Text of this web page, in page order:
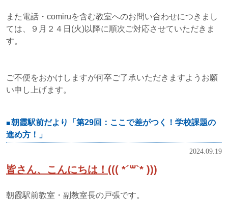
また電話・comiruを含む教室へのお問い合わせにつきまし
ては、９月２４日(火)以降に順次ご対応させていただきま
す。
ご不便をおかけしますが何卒ご了承いただきますようお願
い申し上げます。
朝霞駅前だより「第29回：ここで差がつく！学校課題の
進め方！」
2024.09.19
皆さん、こんにちは！ ((( *´꒳`* )))
朝霞駅前教室・副教室長の戸張です。